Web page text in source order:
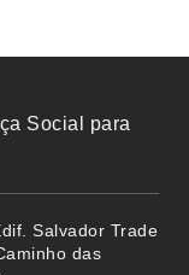
Social para
Salvador Trade
das